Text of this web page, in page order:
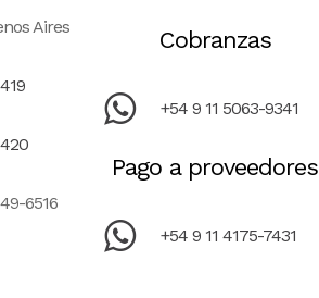
Aires
6516
Cobranzas
+54 9 11 5063-9341
Pago a proveedores
+54 9 11 4175-7431